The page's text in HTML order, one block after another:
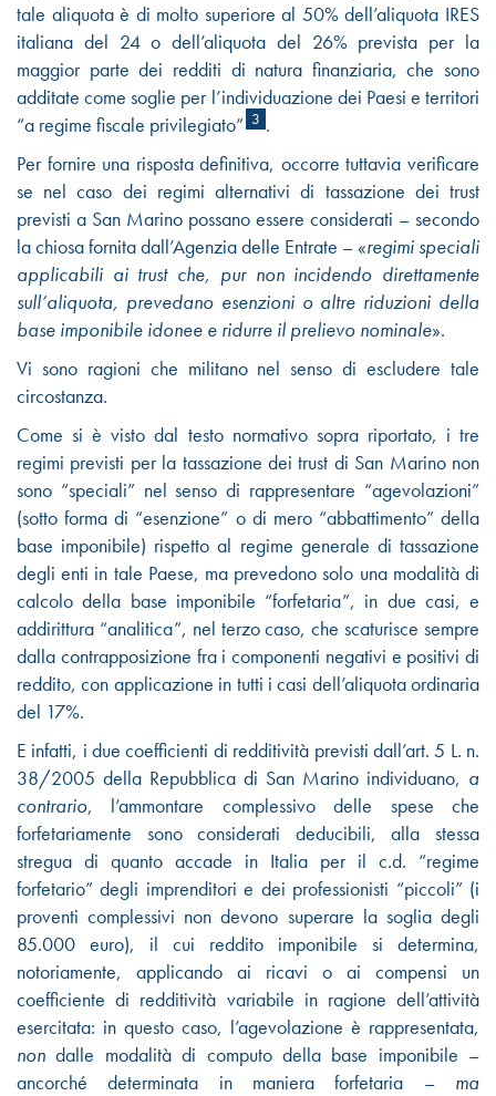
tale aliquota è di molto superiore al 50% dell’aliquota IRES
italiana del 24 o dell’aliquota del 26% prevista per la
maggior parte dei redditi di natura finanziaria, che sono
additate come soglie per l’individuazione dei Paesi e territori
“a regime fiscale privilegiato” 3 .
Per fornire una risposta definitiva, occorre tuttavia verificare
se nel caso dei regimi alternativi di tassazione dei trust
previsti a San Marino possano essere considerati – secondo
la chiosa fornita dall’Agenzia delle Entrate – «regimi speciali
applicabili ai trust che, pur non incidendo direttamente
sull’aliquota, prevedano esenzioni o altre riduzioni della
base imponibile idonee e ridurre il prelievo nominale».
Vi sono ragioni che militano nel senso di escludere tale
circostanza.
Come si è visto dal testo normativo sopra riportato, i tre
regimi previsti per la tassazione dei trust di San Marino non
sono “speciali” nel senso di rappresentare “agevolazioni”
(sotto forma di “esenzione” o di mero “abbattimento” della
base imponibile) rispetto al regime generale di tassazione
degli enti in tale Paese, ma prevedono solo una modalità di
calcolo della base imponibile “forfetaria”, in due casi, e
addirittura “analitica”, nel terzo caso, che scaturisce sempre
dalla contrapposizione fra i componenti negativi e positivi di
reddito, con applicazione in tutti i casi dell’aliquota ordinaria
del 17%.
E infatti, i due coefficienti di redditività previsti dall’art. 5 L. n.
38/2005 della Repubblica di San Marino individuano, a
contrario, l’ammontare complessivo delle spese che
forfetariamente sono considerati deducibili, alla stessa
stregua di quanto accade in Italia per il c.d. “regime
forfetario” degli imprenditori e dei professionisti “piccoli” (i
proventi complessivi non devono superare la soglia degli
85.000 euro), il cui reddito imponibile si determina,
notoriamente, applicando ai ricavi o ai compensi un
coefficiente di redditività variabile in ragione dell’attività
esercitata: in questo caso, l’agevolazione è rappresentata,
nondalle modalità di computo della base imponibile –
ancorché determinata in maniera forfetaria – ma